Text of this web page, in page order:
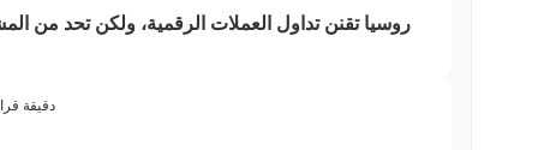
3 دقيقة